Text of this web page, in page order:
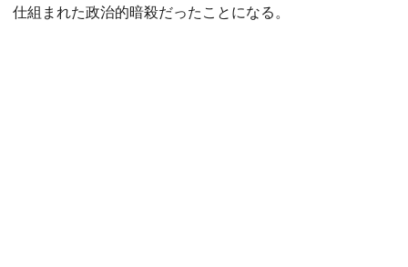
仕組まれた政治的暗殺だったことになる。